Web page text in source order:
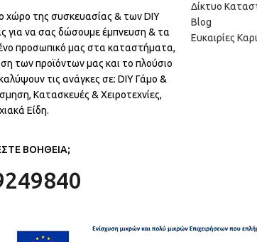
χώρο της συσκευασίας & των DIY
για να σας δώσουμε έμπνευση & τα
προσωπικό μας στα καταστήματα,
των προϊόντων μας και το πλούσιο
τις ανάγκες σε: DIY Γάμο &
Κατασκευές & Χειροτεχνίες,
Είδη.
ΒΟΗΘΕΙΑ;
Δίκτυο
Blog
Ευκαιρίες